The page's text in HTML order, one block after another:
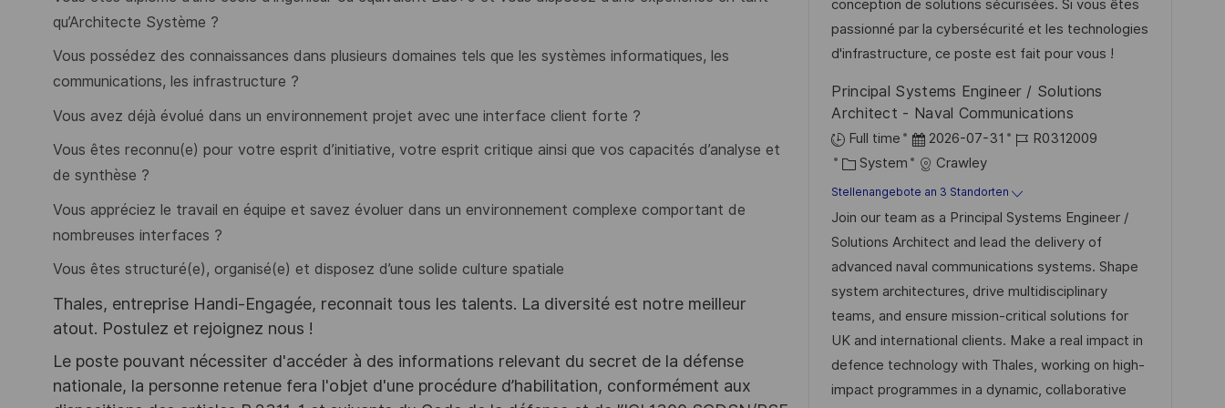
qu’Architecte Système ?
Vous possédez des connaissances dans plusieurs domaines tels que les systèmes informatiques, les
communications, les infrastructure ?
Vous avez déjà évolué dans un environnement projet avec une interface client forte ?
Vous êtes reconnu(e) pour votre esprit d’initiative, votre esprit critique ainsi que vos capacités d’analyse et
de synthèse ?
Vous appréciez le travail en équipe et savez évoluer dans un environnement complexe comportant de
nombreuses interfaces ?
Vous êtes structuré(e), organisé(e) et disposez d’une solide culture spatiale
Thales, entreprise Handi-Engagée, reconnait tous les talents. La diversité est notre meilleur
atout. Postulez et rejoignez nous !
Le poste pouvant nécessiter d'accéder à des informations relevant du secret de la défense
nationale, la personne retenue fera l'objet d'une procédure d’habilitation, conformément aux
e
n
t
l
i
c
h
u
n
g
m
d
e
V
r
ö
f
f
e
n
t
l
i
c
h
I
D
g
o
r
e
conception de solutions sécurisées. Si vous êtes
passionné par la cybersécurité et les technologies
d'infrastructure, ce poste est fait pour vous !
Principal Systems Engineer / Solutions
Architect - Naval Communications
Full time
D
a
t
u
m
d
e
r
V
e
r
2026-07-31
J
b
-
I
D
R0312009
K
a
t
e
g
o
r
i
e
System Crawley
Stellenangebote an 3 Standorten
Join our team as a Principal Systems Engineer /
Solutions Architect and lead the delivery of
advanced naval communications systems. Shape
system architectures, drive multidisciplinary
teams, and ensure mission-critical solutions for
UK and international clients. Make a real impact in
defence technology with Thales, working on high-
impact programmes in a dynamic, collaborative